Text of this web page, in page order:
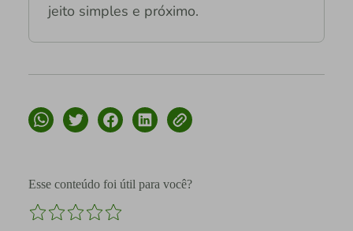
jeito simples e próximo.
Esse conteúdo foi útil para você?